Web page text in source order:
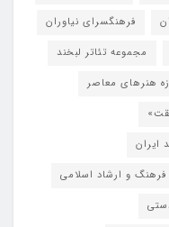
فرهنگسرای نیاوران
مجموعه تئاتر لبخند
هنرهای معاصر
ایران
فرهنگ و ارشاد اسلامی